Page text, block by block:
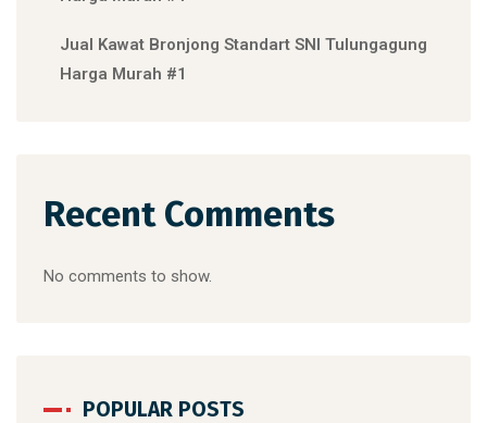
Jual Kawat Bronjong Standart SNI Tulungagung
Harga Murah #1
Recent Comments
No comments to show.
POPULAR POSTS